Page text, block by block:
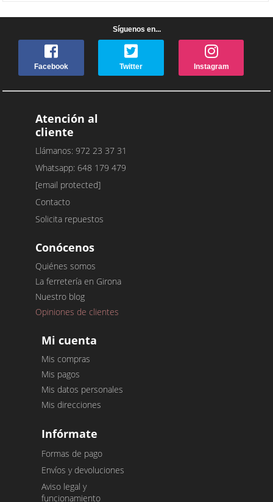
Síguenos en...
Facebook Twitter Instagram
Atención al
cliente
Llámanos: 972 23 37 31
Whatsapp: 648 179 479
[email protected]
Contacto
Solicita repuestos
Conócenos
Quiénes somos
La ferretería en Girona
Nuestro blog
Opiniones de clientes
Mi cuenta
Mis compras
Mis pagos
Mis datos personales
Mis direcciones
Infórmate
Formas de pago
Envíos y devoluciones
Aviso legal y
funcionamiento